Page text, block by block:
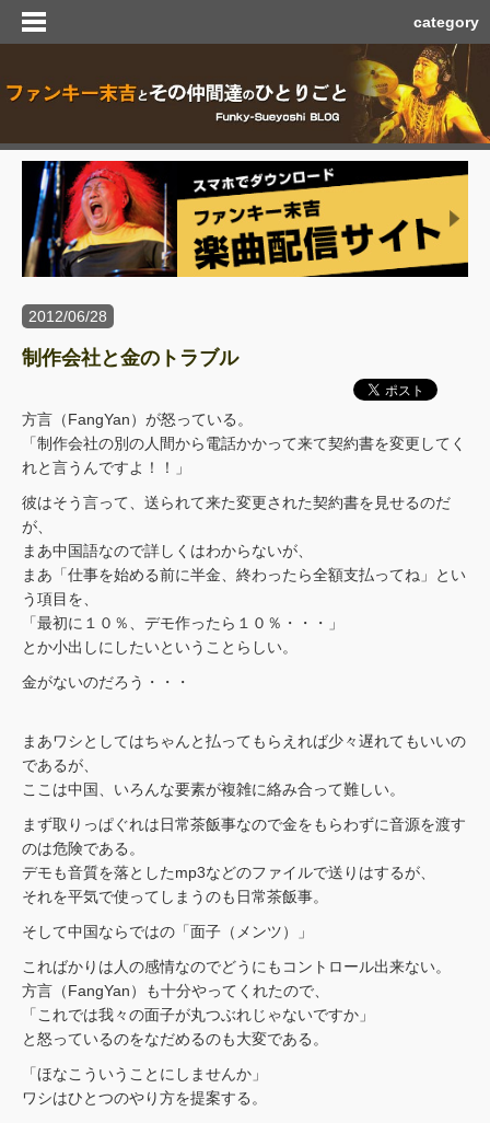
category
2012/06/28
制作会社と金のトラブル
方言（FangYan）が怒っている。
「制作会社の別の人間から電話かかって来て契約書を変更してく
れと言うんですよ！！」
彼はそう言って、送られて来た変更された契約書を見せるのだ
が、
まあ中国語なので詳しくはわからないが、
まあ「仕事を始める前に半金、終わったら全額支払ってね」とい
う項目を、
「最初に１０％、デモ作ったら１０％・・・」
とか小出しにしたいということらしい。
金がないのだろう・・・
まあワシとしてはちゃんと払ってもらえれば少々遅れてもいいの
であるが、
ここは中国、いろんな要素が複雑に絡み合って難しい。
まず取りっぱぐれは日常茶飯事なので金をもらわずに音源を渡す
のは危険である。
デモも音質を落としたmp3などのファイルで送りはするが、
それを平気で使ってしまうのも日常茶飯事。
そして中国ならではの「面子（メンツ）」
こればかりは人の感情なのでどうにもコントロール出来ない。
方言（FangYan）も十分やってくれたので、
「これでは我々の面子が丸つぶれじゃないですか」
と怒っているのをなだめるのも大変である。
「ほなこういうことにしませんか」
ワシはひとつのやり方を提案する。